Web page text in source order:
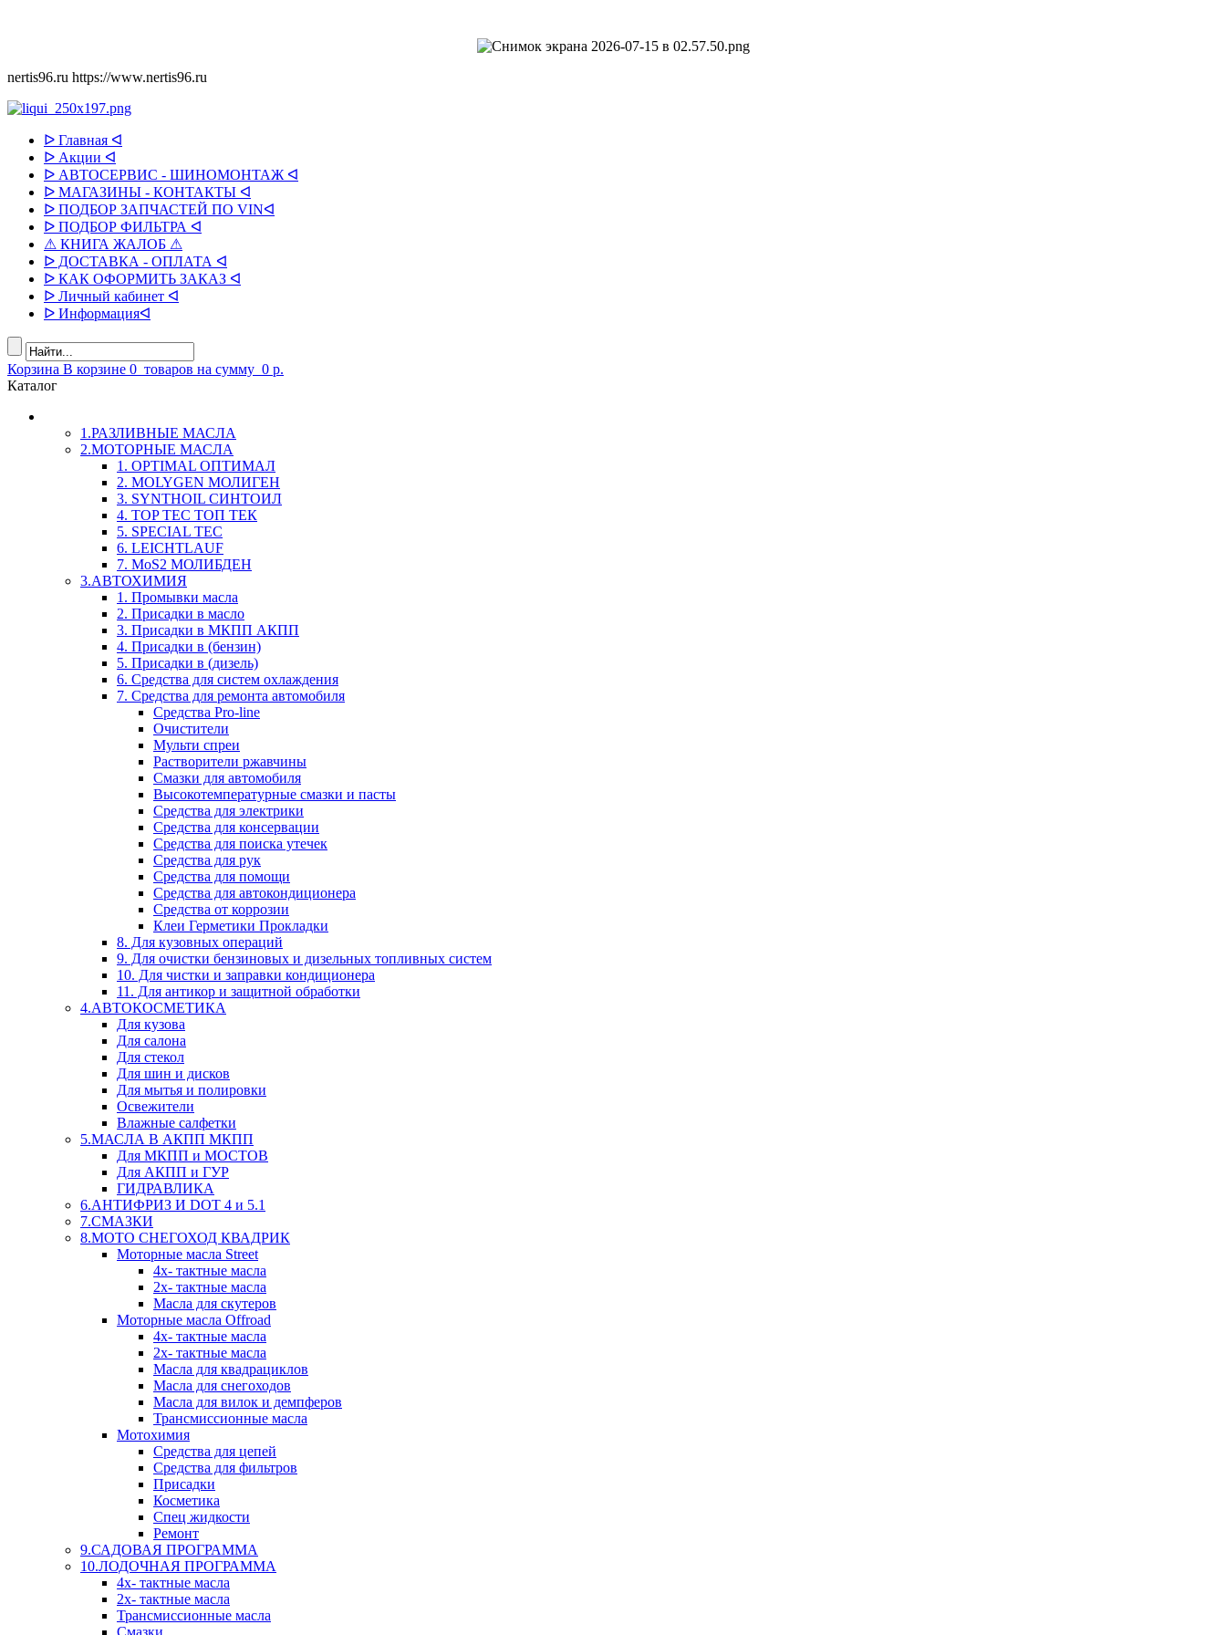
nertis96.ru https://www.nertis96.ru
ᐅ Главная ᐊ
ᐅ Акции ᐊ
ᐅ АВТОСЕРВИС - ШИНОМОНТАЖ ᐊ
ᐅ МАГАЗИНЫ - КОНТАКТЫ ᐊ
ᐅ ПОДБОР ЗАПЧАСТЕЙ ПО VINᐊ
ᐅ ПОДБОР ФИЛЬТРА ᐊ
⚠ КНИГА ЖАЛОБ ⚠
ᐅ ДОСТАВКА - ОПЛАТА ᐊ
ᐅ КАК ОФОРМИТЬ ЗАКАЗ ᐊ
ᐅ Личный кабинет ᐊ
ᐅ Информацияᐊ
Корзина В корзине 0 товаров на сумму 0 р.
Каталог
1.РАЗЛИВНЫЕ МАСЛА
2.МОТОРНЫЕ МАСЛА
1. OPTIMAL ОПТИМАЛ
2. MOLYGEN МОЛИГЕН
3. SYNTHOIL СИНТОИЛ
4. TOP TEC ТОП ТЕК
5. SPECIAL TEC
6. LEICHTLAUF
7. MoS2 МОЛИБДЕН
3.АВТОХИМИЯ
1. Промывки масла
2. Присадки в масло
3. Присадки в МКПП АКПП
4. Присадки в (бензин)
5. Присадки в (дизель)
6. Средства для систем охлаждения
7. Средства для ремонта автомобиля
Средства Pro-line
Очистители
Мульти спреи
Растворители ржавчины
Смазки для автомобиля
Высокотемпературные смазки и пасты
Средства для электрики
Средства для консервации
Средства для поиска утечек
Средства для рук
Средства для помощи
Средства для автокондиционера
Средства от коррозии
Клеи Герметики Прокладки
8. Для кузовных операций
9. Для очистки бензиновых и дизельных топливных систем
10. Для чистки и заправки кондиционера
11. Для антикор и защитной обработки
4.АВТОКОСМЕТИКА
Для кузова
Для салона
Для стекол
Для шин и дисков
Для мытья и полировки
Освежители
Влажные салфетки
5.МАСЛА В АКПП МКПП
Для МКПП и МОСТОВ
Для АКПП и ГУР
ГИДРАВЛИКА
6.АНТИФРИЗ И DOT 4 и 5.1
7.СМАЗКИ
8.МОТО СНЕГОХОД КВАДРИК
Моторные масла Street
4х- тактные масла
2х- тактные масла
Масла для скутеров
Моторные масла Offroad
4х- тактные масла
2х- тактные масла
Масла для квадрациклов
Масла для снегоходов
Масла для вилок и демпферов
Трансмиссионные масла
Мотохимия
Средства для цепей
Средства для фильтров
Присадки
Косметика
Спец жидкости
Ремонт
9.САДОВАЯ ПРОГРАММА
10.ЛОДОЧНАЯ ПРОГРАММА
4х- тактные масла
2х- тактные масла
Трансмиссионные масла
Смазки